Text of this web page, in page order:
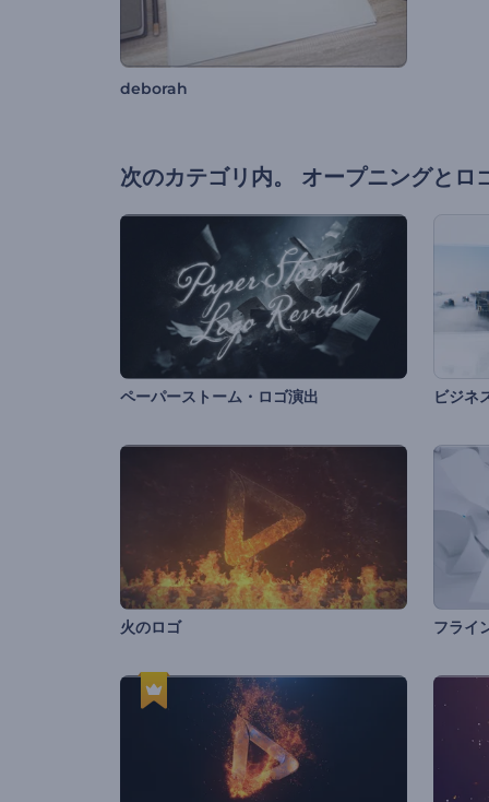
deborah
次のカテゴリ内。 オープニングとロ
ペーパーストーム・ロゴ演出
火のロゴ フライ